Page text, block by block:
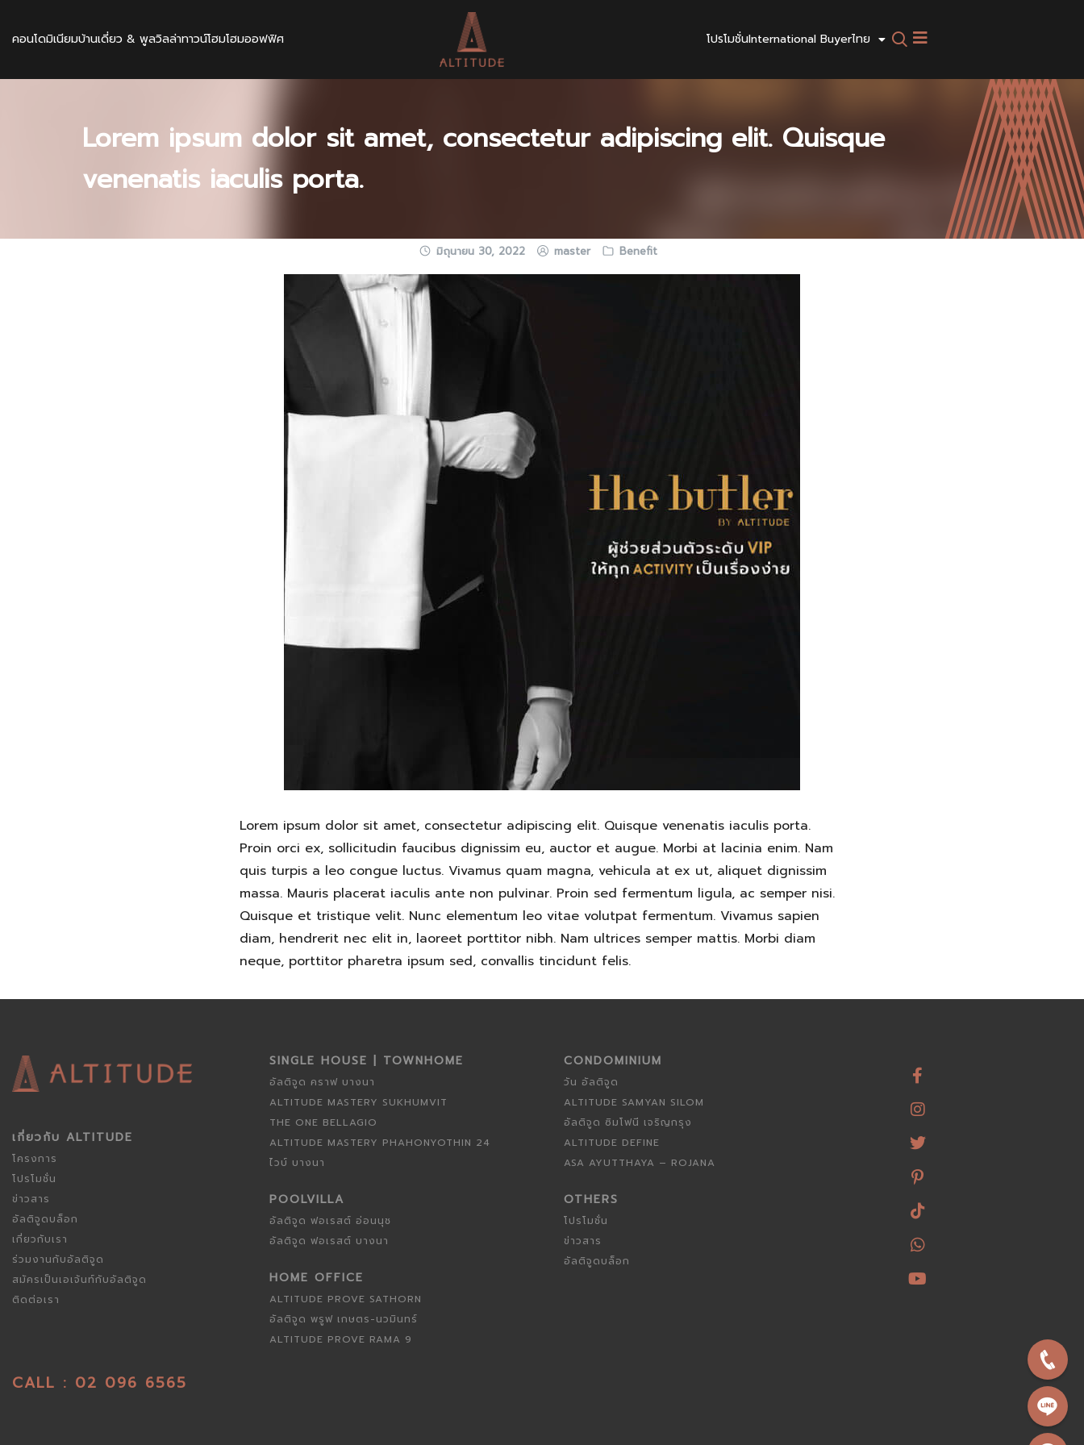
คอนโดมิเนียมบ้านเดี่ยว & พูลวิลล่าทาวน์โฮมโฮมออฟฟิศ โปรโมชั่นInternational Buyerไทย
Lorem ipsum dolor sit amet, consectetur adipiscing elit. Quisque
venenatis iaculis porta.
มิถุนายน 30, 2022 master Benefit
Lorem ipsum dolor sit amet, consectetur adipiscing elit. Quisque venenatis iaculis porta.
Proin orci ex, sollicitudin faucibus dignissim eu, auctor et augue. Morbi at lacinia enim. Nam
quis turpis a leo congue luctus. Vivamus quam magna, vehicula at ex ut, aliquet dignissim
massa. Mauris placerat iaculis ante non pulvinar. Proin sed fermentum ligula, ac semper nisi.
Quisque et tristique velit. Nunc elementum leo vitae volutpat fermentum. Vivamus sapien
diam, hendrerit nec elit in, laoreet porttitor nibh. Nam ultrices semper mattis. Morbi diam
neque, porttitor pharetra ipsum sed, convallis tincidunt felis.
เกี่ยวกับ ALTITUDE
โครงการ
โปรโมชั่น
ข่าวสาร
อัลติจูดบล็อก
เกี่ยวกับเรา
ร่วมงานกับอัลติจูด
สมัครเป็นเอเจ้นท์กับอัลติจูด
ติดต่อเรา
CALL : 02 096 6565
SINGLE HOUSE | TOWNHOME
อัลติจูด คราฟ บางนา
ALTITUDE MASTERY SUKHUMVIT
THE ONE BELLAGIO
ALTITUDE MASTERY PHAHONYOTHIN 24
ไวบ์ บางนา
POOLVILLA
อัลติจูด ฟอเรสต์ อ่อนนุช
อัลติจูด ฟอเรสต์ บางนา
HOME OFFICE
ALTITUDE PROVE SATHORN
อัลติจูด พรูฟ เกษตร-นวมินทร์
ALTITUDE PROVE RAMA 9
CONDOMINIUM
วัน อัลติจูด
ALTITUDE SAMYAN SILOM
อัลติจูด ซิมโฟนี เจริญกรุง
ALTITUDE DEFINE
ASA AYUTTHAYA – ROJANA
OTHERS
โปรโมชั่น
ข่าวสาร
อัลติจูดบล็อก